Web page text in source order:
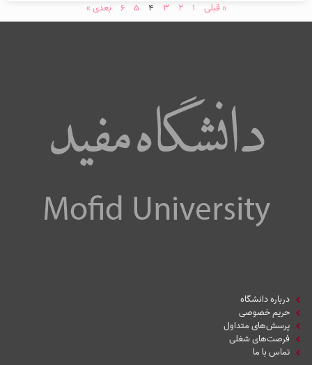
« قبلی 1
2
3
4
5
6 بعدی »
درباره دانشگاه
حریم خصوصی
پرسش‌های متداول
فرصت‌های شغلی
تماس با ما